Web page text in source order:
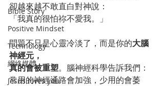
Bible Story
Positive Mindset
Technology
網絡媒體
Jesus loves you
卻越來越不敢直白對神說：
「我真的很怕祢不愛我。」
問題不只是心靈冷淡了，而是你的大腦
神經元，
真的會被重塑。腦神經科學告訴我們：
常用的神經通路會加強，少用的會萎